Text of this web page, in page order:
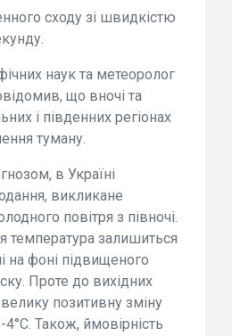
сходу зі швидкістю
наук та метеоролог
що вночі та
і південних регіонах
туману.
в Україні
викликане
повітря з півночі.
температура залишиться
на фоні підвищеного
Проте до вихідних
позитивну зміну
Також, ймовірність